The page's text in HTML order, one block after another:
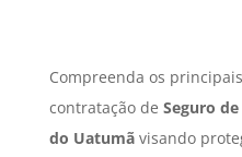
Compreenda os
contratação de Seguro
do Uatumãvisando